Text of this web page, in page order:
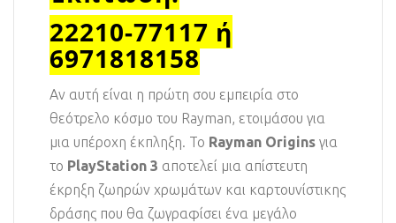
22210-77117 ή
6971818158
Αν αυτή είναι η πρώτη σου εμπειρία στο
θεότρελο κόσμο του Rayman, ετοιμάσου για
μια υπέροχη έκπληξη. Το Rayman Origins για
το PlayStation 3 αποτελεί μια απίστευτη
έκρηξη ζωηρών χρωμάτων και καρτουνίστικης
δράσης που θα ζωγραφίσει ένα μεγάλο